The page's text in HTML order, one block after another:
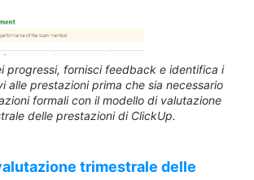
progressi, fornisci feedback e identifica i
alle prestazioni prima che sia necessario
formali con il modello di valutazione
delle prestazioni di ClickUp.
trimestrale delle